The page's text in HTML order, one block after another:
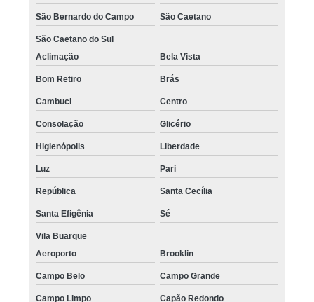
São Bernardo do Campo São Caetano
São Caetano do Sul
Aclimação
Bela Vista
Bom Retiro Brás
Cambuci Centro
Consolação Glicério
Higienópolis Liberdade
Luz Pari
República Santa Cecília
Santa Efigênia Sé
Vila Buarque
Aeroporto
Brooklin
Campo Belo Campo Grande
Campo Limpo Capão Redondo